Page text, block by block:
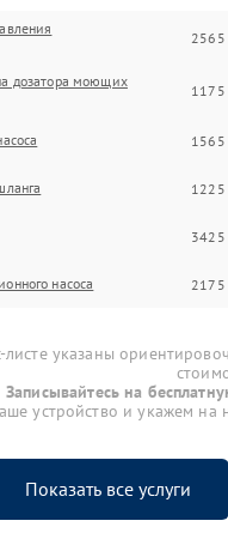
2565
дозатора моющих
1175
1565
1225
3425
насоса 2175
указаны
Записывайтесь на
устройство и укажем на
Показать все услуги